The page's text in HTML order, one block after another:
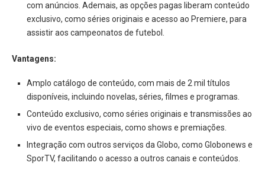
com anúncios. Ademais, as opções pagas liberam conteúdo
exclusivo, como séries originais e acesso ao Premiere, para
assistir aos campeonatos de futebol.
Vantagens:
Amplo catálogo de conteúdo, com mais de 2 mil títulos
disponíveis, incluindo novelas, séries, filmes e programas.
Conteúdo exclusivo, como séries originais e transmissões ao
vivo de eventos especiais, como shows e premiações.
Integração com outros serviços da Globo, como Globonews e
SporTV, facilitando o acesso a outros canais e conteúdos.